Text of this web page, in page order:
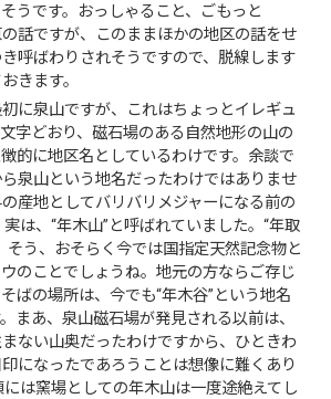
うです。おっしゃること、ごもっと
話ですが、このままほかの地区の話をせ
呼ばわりされそうですので、脱線します
きます。
に泉山ですが、これはちょっとイレギュ
字どおり、磁石場のある自然地形の山の
的に地区名としているわけです。余談で
泉山という地名だったわけではありませ
産地としてバリバリメジャーになる前の
は、“年木山”と呼ばれていました。“年取
そう、おそらく今では国指定天然記念物と
のことでしょうね。地元の方ならご存じ
ばの場所は、今でも“年木谷”という地名
まあ、泉山磁石場が発見される以前は、
ない山奥だったわけですから、ひときわ
になったであろうことは想像に難くあり
は窯場としての年木山は一度途絶えてし